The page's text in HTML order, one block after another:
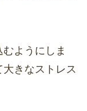
ようにしま
きなストレス